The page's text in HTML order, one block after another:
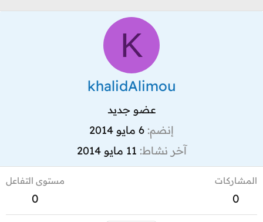
K
khalidAlimou
عضو جديد
إنضم 6 مايو 2014
آخر نشاط 11 مايو 2014
المشاركات
0
مستوى التفاعل
0